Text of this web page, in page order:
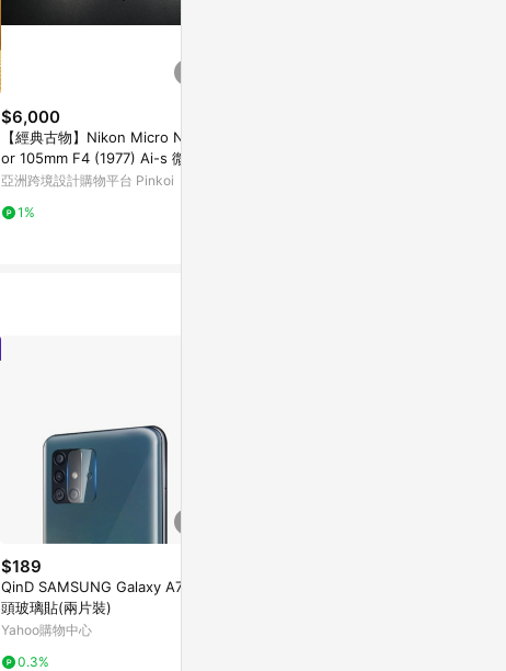
$6,000
【經典古物】Nikon Micro Nikk
or 105mm F4 (1977) Ai-s 微距
鏡頭
亞洲跨境設計購物平台 Pinkoi
1%
$189
QinD SAMSUNG Galaxy A71 鏡
頭玻璃貼(兩片裝)
Yahoo購物中心
0.3%